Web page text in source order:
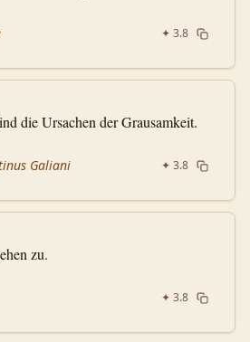
✦ 3.8
die Ursachen der Grausamkeit.
Galiani ✦ 3.8
zu.
✦ 3.8